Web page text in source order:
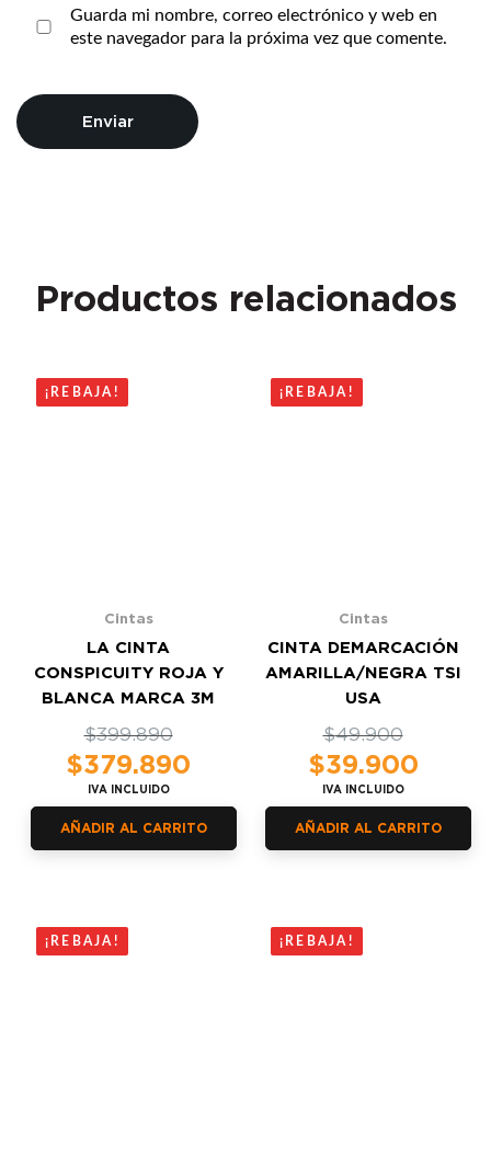
Guarda mi nombre, correo electrónico y web en
este navegador para la próxima vez que comente.
Productos relacionados
¡REBAJA!
Cintas
LA CINTA
CONSPICUITY ROJA Y
BLANCA MARCA 3M
$399.890
precio
original
era:
$399.890.
$379.890
precio
actual
es:
$379.890.
IVA INCLUIDO
AÑADIR AL CARRITO
¡REBAJA!
Cintas
CINTA DEMARCACIÓN
AMARILLA/NEGRA TSI
USA
$49.900
precio
original
era:
$49.900.
$39.900
precio
es:
$39.900.
IVA INCLUIDO
AÑADIR AL CARRITO
¡REBAJA! ¡REBAJA!